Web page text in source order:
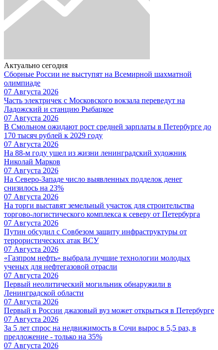
Актуально сегодня
Сборные России не выступят на Всемирной шахматной
олимпиаде
07 Августа 2026
Часть электричек с Московского вокзала переведут на
Ладожский и станцию Рыбацкое
07 Августа 2026
В Смольном ожидают рост средней зарплаты в Петербурге до
170 тысяч рублей к 2029 году
07 Августа 2026
На 88-м году ушел из жизни ленинградский художник
Николай Марков
07 Августа 2026
На Северо-Западе число выявленных подделок денег
снизилось на 23%
07 Августа 2026
На торги выставят земельный участок для строительства
торгово-логистического комплекса к северу от Петербурга
07 Августа 2026
Путин обсудил с Совбезом защиту инфраструктуры от
террористических атак ВСУ
07 Августа 2026
«Газпром нефть» выбрала лучшие технологии молодых
ученых для нефтегазовой отрасли
07 Августа 2026
Первый неолитический могильник обнаружили в
Ленинградской области
07 Августа 2026
Первый в России джазовый вуз может открыться в Петербурге
07 Августа 2026
За 5 лет спрос на недвижимость в Сочи вырос в 5,5 раз, в
предложение - только на 35%
07 Августа 2026